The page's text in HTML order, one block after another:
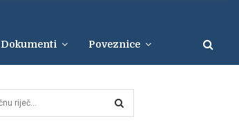
Dokumenti Poveznice